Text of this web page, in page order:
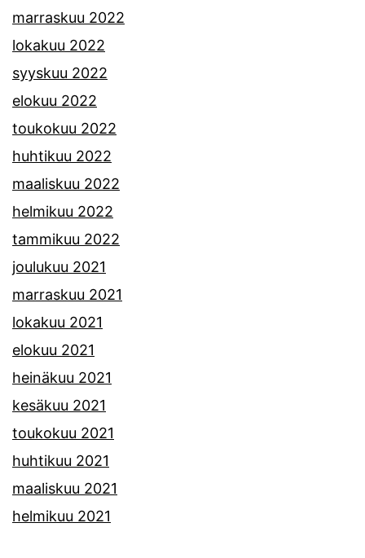
marraskuu 2022
lokakuu 2022
syyskuu 2022
elokuu 2022
toukokuu 2022
huhtikuu 2022
maaliskuu 2022
helmikuu 2022
tammikuu 2022
joulukuu 2021
marraskuu 2021
lokakuu 2021
elokuu 2021
heinäkuu 2021
kesäkuu 2021
toukokuu 2021
huhtikuu 2021
maaliskuu 2021
helmikuu 2021